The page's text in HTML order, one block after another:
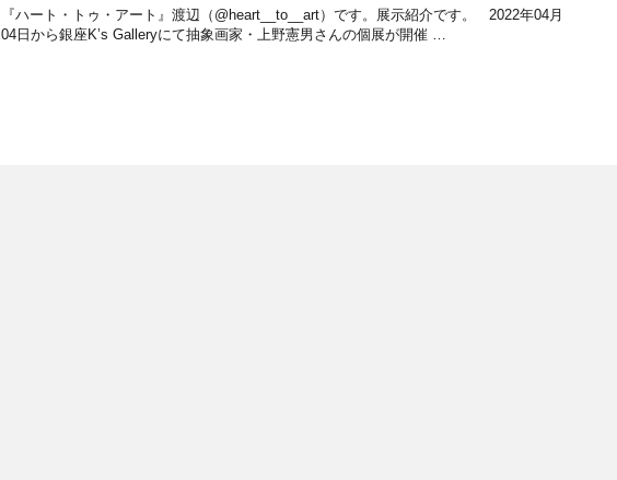
『ハート・トゥ・アート』渡辺（@heart__to__art）です。展示紹介です。 2022年04月
04日から銀座K’s Galleryにて抽象画家・上野憲男さんの個展が開催 …